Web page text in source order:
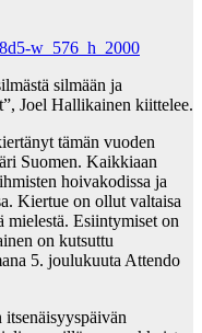
silmään ja
Joel Hallikainen kiittelee.
tämän vuoden
Suomen. Kaikkiaan
hoivakodissa ja
Kiertue on ollut valtaisa
mielestä. Esiintymiset on
on kutsuttu
5. joulukuuta Attendo